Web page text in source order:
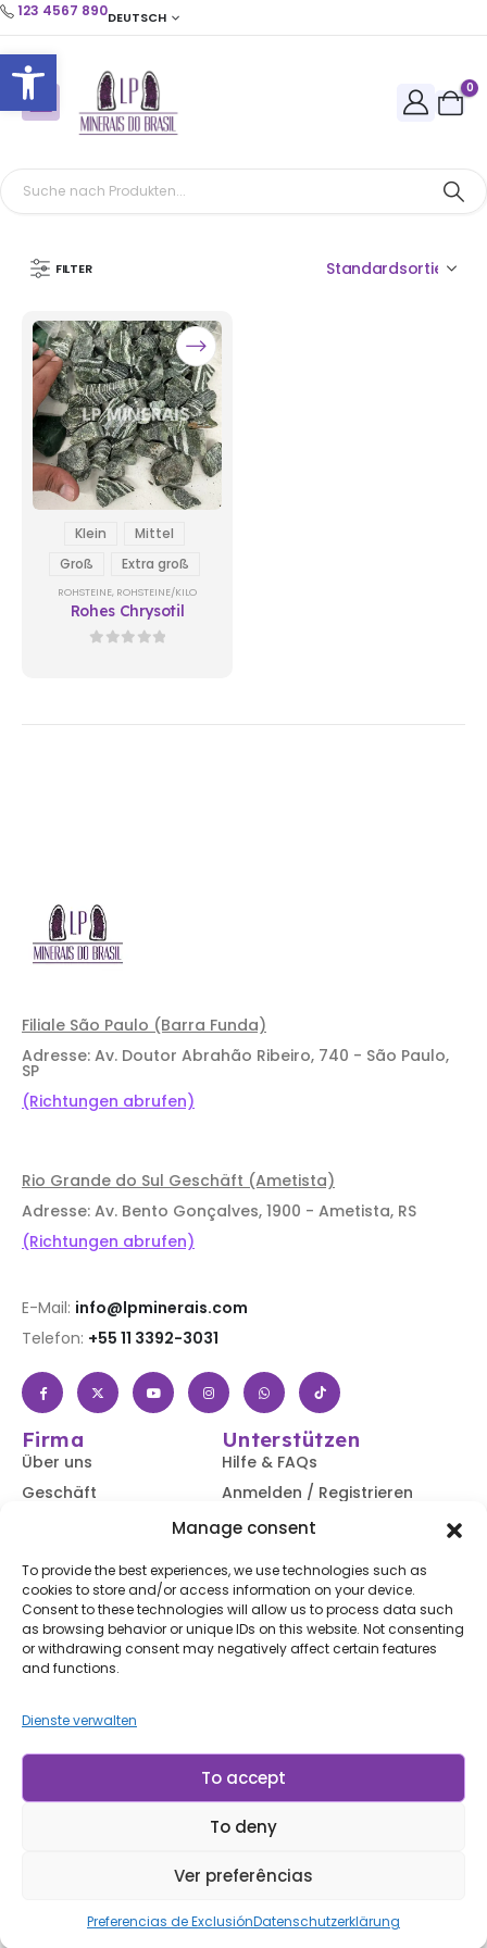
Open toolbar
Manage consent
To provide the best experiences, we use technologies such as
cookies to store and/or access information on your device.
Consent to these technologies will allow us to process data such
as browsing behavior or unique IDs on this website. Not consenting
or withdrawing consent may negatively affect certain features
and functions.
Dienste verwalten
To accept
To deny
Ver preferências
Preferencias de ExclusiónDatenschutzerklärung
123 4567 890DEUTSCH
0
FILTER
Klein
Mittel
Groß
Extra groß
ROHSTEINE, ROHSTEINE/KILO
Rohes Chrysotil
Filiale São Paulo (Barra Funda)
Adresse: Av. Doutor Abrahão Ribeiro, 740 - São Paulo,
SP
(Richtungen abrufen)
Rio Grande do Sul Geschäft (Ametista)
Adresse: Av. Bento Gonçalves, 1900 - Ametista, RS
(Richtungen abrufen)
E-Mail: info@lpminerais.com
Telefon: +55 11 3392-3031
Firma
Über uns
Geschäft
Unterstützen
Hilfe & FAQs
Anmelden / Registrieren
Verfolgen Sie Ihre
Bestellung
Versand &
Rücksendungen
Zugänglichkeit
Abonnieren Sie unseren Newsletter
undDatenschutzerklärung.
© LP Minerais 2017 - 2025 - Alle Rechte vorbehalten